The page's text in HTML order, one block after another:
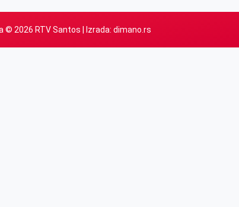
© 2026 RTV Santos | Izrada: dimano.rs